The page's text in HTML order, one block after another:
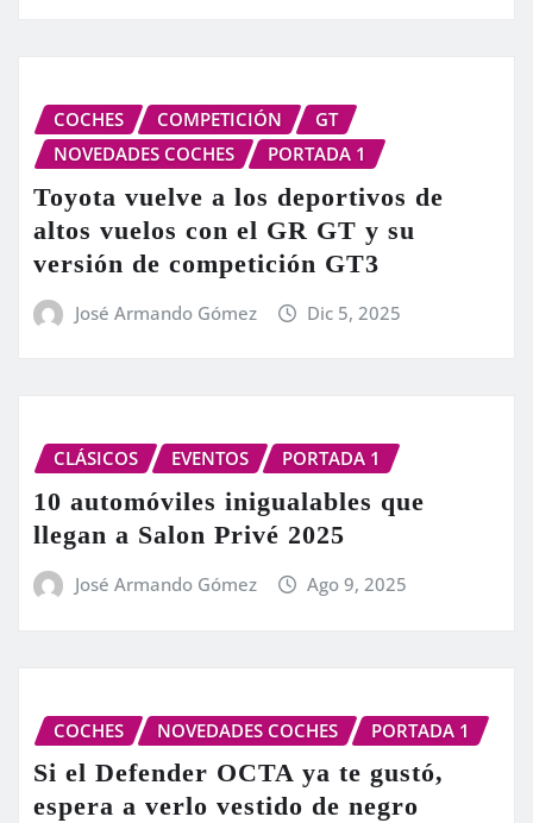
COCHES COMPETICIÓN
GT
NOVEDADES COCHES
PORTADA 1
Toyota vuelve a los deportivos de
altos vuelos con el GR GT y su
versión de competición GT3
José Armando Gómez Dic 5, 2025
CLÁSICOS EVENTOS PORTADA 1
10 automóviles inigualables que
llegan a Salon Privé 2025
José Armando Gómez Ago 9, 2025
COCHES NOVEDADES COCHES PORTADA 1
Si el Defender OCTA ya te gustó,
espera a verlo vestido de negro